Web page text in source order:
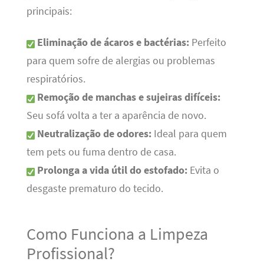
principais:
Eliminação de ácaros e bactérias:Perfeito
para quem sofre de alergias ou problemas
respiratórios.
Remoção de manchas e sujeiras difíceis:
Seu sofá volta a ter a aparência de novo.
Neutralização de odores:Ideal para quem
tem pets ou fuma dentro de casa.
Prolonga a vida útil do estofado:Evita o
desgaste prematuro do tecido.
Como Funciona a Limpeza
Profissional?